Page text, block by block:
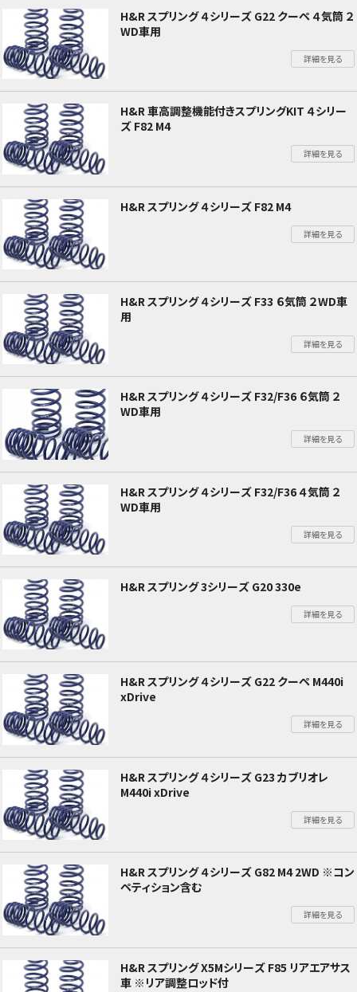
H&R スプリング ４シリーズ G22 クーペ ４気筒 ２
WD車用
詳細を見る
H&R 車高調整機能付きスプリングKIT ４シリー
ズ F82 M4
詳細を見る
H&R スプリング ４シリーズ F82 M4
詳細を見る
H&R スプリング ４シリーズ F33 ６気筒 ２WD車
用
詳細を見る
H&R スプリング ４シリーズ F32/F36 ６気筒 ２
WD車用
詳細を見る
H&R スプリング ４シリーズ F32/F36 ４気筒 ２
WD車用
詳細を見る
H&R スプリング 3シリーズ G20 330e
詳細を見る
H&R スプリング ４シリーズ G22 クーペ M440i
xDrive
詳細を見る
H&R スプリング ４シリーズ G23 カブリオレ
M440i xDrive
詳細を見る
H&R スプリング ４シリーズ G82 M4 2WD ※コン
ペティション含む
詳細を見る
H&R スプリング X5Mシリーズ F85 リアエアサス
車 ※リア調整ロッド付